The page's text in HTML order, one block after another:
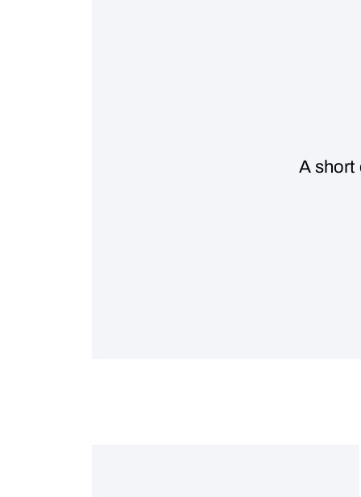
A short